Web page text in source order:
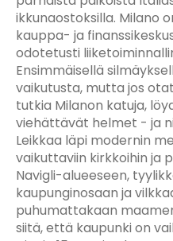
ikkunaostoksilla. Milano
kauppa- ja
odotetusti
Ensimmäisellä
vaikutusta, mutta jos
tutkia Milanon katuja,
viehättävät helmet - ja
Leikkaa läpi modernin
vaikuttaviin kirkkoihin ja
Navigli-alueeseen,
kaupunginosaan ja
puhumattakaan
siitä, että kaupunki on